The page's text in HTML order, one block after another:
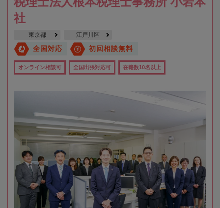
社
東京都 江戸川区
全国対応 初回相談無料
オンライン相談可 全国出張対応可 在籍数10名以上